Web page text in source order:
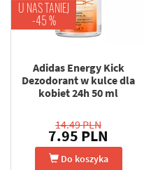
U NAS TANIEJ
-45 %
Adidas Energy Kick
Dezodorant w kulce dla
kobiet 24h 50 ml
14.49 PLN
7.95 PLN
Do koszyka